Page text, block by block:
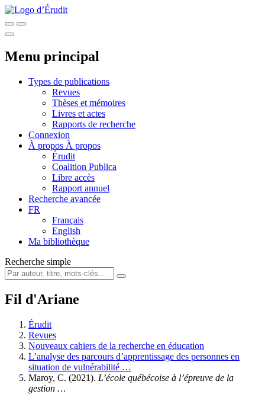
Menu principal
Types de publications
Revues
Thèses et mémoires
Livres et actes
Rapports de recherche
Connexion
À propos À propos
Érudit
Coalition Publica
Libre accès
Rapport annuel
Recherche avancée
FR
Français
English
Ma bibliothèque
Recherche simple
Fil d'Ariane
Érudit
Revues
Nouveaux cahiers de la recherche en éducation
L’analyse des parcours d’apprentissage des personnes en
situation de vulnérabilité …
Maroy, C. (2021). L’école québécoise à l’épreuve de la
gestion …